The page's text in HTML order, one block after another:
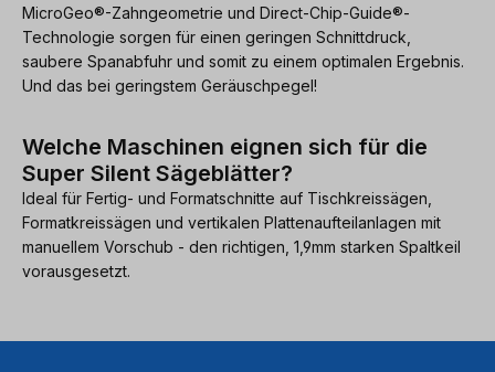
MicroGeo®-Zahngeometrie und Direct-Chip-Guide®-
Technologie sorgen für einen geringen Schnittdruck,
saubere Spanabfuhr und somit zu einem optimalen Ergebnis.
Und das bei geringstem Geräuschpegel!
Welche Maschinen eignen sich für die
Super Silent Sägeblätter?
Ideal für Fertig- und Formatschnitte auf Tischkreissägen,
Formatkreissägen und vertikalen Plattenaufteilanlagen mit
manuellem Vorschub - den richtigen, 1,9mm starken Spaltkeil
vorausgesetzt.